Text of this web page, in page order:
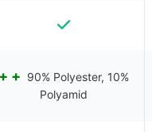
90% Polyester, 10%
Polyamid